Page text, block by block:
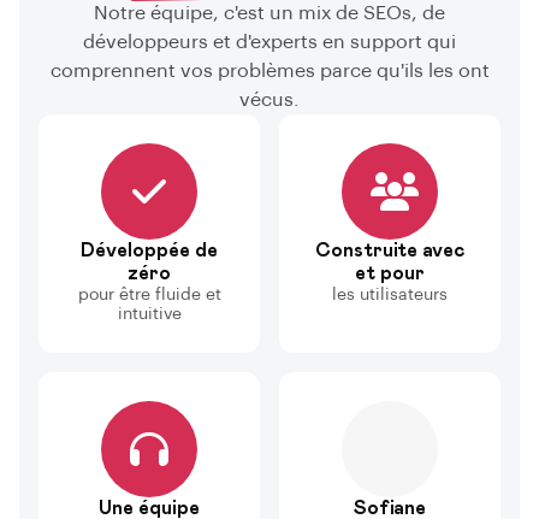
Notre équipe, c'est un mix de SEOs, de
développeurs et d'experts en support qui
comprennent vos problèmes parce qu'ils les ont
vécus.
Développée de
zéro
pour être fluide et
intuitive
Construite avec
et pour
les utilisateurs
Une équipe
Sofiane